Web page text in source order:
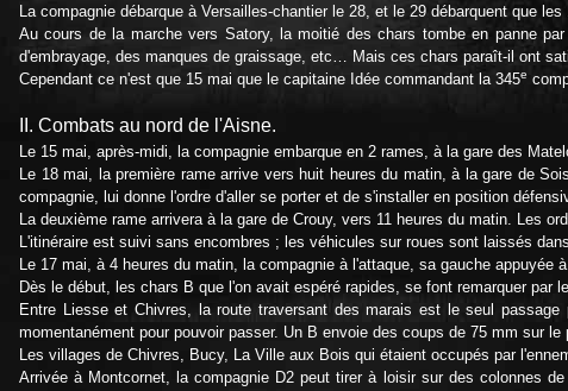
La compagnie débarque à Versailles-chantier le 28, et le 29 débarquent que
Au cours de la marche vers Satory, la moitié des chars tombe en panne
d'embrayage, des manques de graissage, etc… Mais ces chars paraît-il ont
Cependant ce n'est que 15 mai que le capitaine Idée commandant la 345e
II. Combats au nord de l'Aisne.
Le 15 mai, après-midi, la compagnie embarque en 2 rames, à la gare des
Le 18 mai, la première rame arrive vers huit heures du matin, à la gare de
compagnie, lui donne l'ordre d'aller se porter et de s'installer en position
La deuxième rame arrivera à la gare de Crouy, vers 11 heures du matin. Les
L'itinéraire est suivi sans encombres ; les véhicules sur roues sont laissés
Le 17 mai, à 4 heures du matin, la compagnie à l'attaque, sa gauche
Dès le début, les chars B que l'on avait espéré rapides, se font remarquer par
Entre Liesse et Chivres, la route traversant des marais est le seul
momentanément pour pouvoir passer. Un B envoie des coups de 75 mm sur
Les villages de Chivres, Bucy, La Ville aux Bois qui étaient occupés par
Arrivée à Montcornet, la compagnie D2 peut tirer à loisir sur des colonnes